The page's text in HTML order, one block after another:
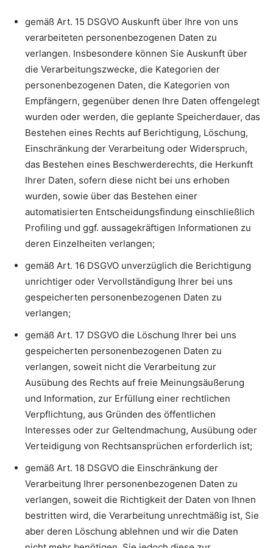
gemäß Art. 15 DSGVO Auskunft über Ihre von uns
verarbeiteten personenbezogenen Daten zu
verlangen. Insbesondere können Sie Auskunft über
die Verarbeitungszwecke, die Kategorien der
personenbezogenen Daten, die Kategorien von
Empfängern, gegenüber denen Ihre Daten offengelegt
wurden oder werden, die geplante Speicherdauer, das
Bestehen eines Rechts auf Berichtigung, Löschung,
Einschränkung der Verarbeitung oder Widerspruch,
das Bestehen eines Beschwerderechts, die Herkunft
Ihrer Daten, sofern diese nicht bei uns erhoben
wurden, sowie über das Bestehen einer
automatisierten Entscheidungsfindung einschließlich
Profiling und ggf. aussagekräftigen Informationen zu
deren Einzelheiten verlangen;
gemäß Art. 16 DSGVO unverzüglich die Berichtigung
unrichtiger oder Vervollständigung Ihrer bei uns
gespeicherten personenbezogenen Daten zu
verlangen;
gemäß Art. 17 DSGVO die Löschung Ihrer bei uns
gespeicherten personenbezogenen Daten zu
verlangen, soweit nicht die Verarbeitung zur
Ausübung des Rechts auf freie Meinungsäußerung
und Information, zur Erfüllung einer rechtlichen
Verpflichtung, aus Gründen des öffentlichen
Interesses oder zur Geltendmachung, Ausübung oder
Verteidigung von Rechtsansprüchen erforderlich ist;
gemäß Art. 18 DSGVO die Einschränkung der
Verarbeitung Ihrer personenbezogenen Daten zu
verlangen, soweit die Richtigkeit der Daten von Ihnen
bestritten wird, die Verarbeitung unrechtmäßig ist, Sie
aber deren Löschung ablehnen und wir die Daten